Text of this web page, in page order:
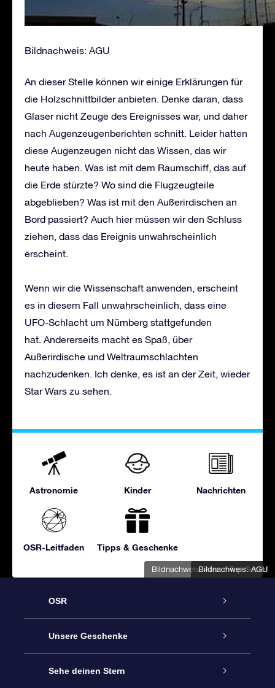
Bildnachweis: Above Top Secret
Bildnachweis: AGU
Bildnachweis: AGU
An dieser Stelle können wir einige Erklärungen für
die Holzschnittbilder anbieten. Denke daran, dass
Glaser nicht Zeuge des Ereignisses war, und daher
nach Augenzeugenberichten schnitt. Leider hatten
diese Augenzeugen nicht das Wissen, das wir
heute haben. Was ist mit dem Raumschiff, das auf
die Erde stürzte? Wo sind die Flugzeugteile
abgeblieben? Was ist mit den Außerirdischen an
Bord passiert? Auch hier müssen wir den Schluss
ziehen, dass das Ereignis unwahrscheinlich
erscheint.
Wenn wir die Wissenschaft anwenden, erscheint
es in diesem Fall unwahrscheinlich, dass eine
UFO-Schlacht um Nürnberg stattgefunden
hat. Andererseits macht es Spaß, über
Außerirdische und Weltraumschlachten
nachzudenken. Ich denke, es ist an der Zeit, wieder
Star Wars zu sehen.
Astronomie Kinder Nachrichten
OSR-Leitfaden Tipps & Geschenke
OSR
Service
Kontakt
Unsere Geschenke
Sterne schenken
Sehe deinen Stern